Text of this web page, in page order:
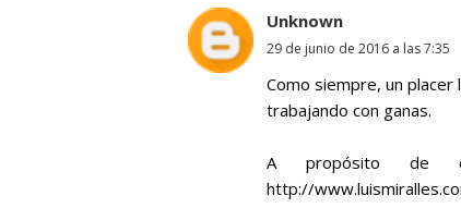
Unknown
29 de junio de 2016 a las 7:35
Como siempre, un placer
trabajando con ganas.
A propósito de
http://